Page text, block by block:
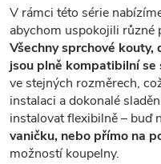
V rámci této série
abychom uspokojili různé
Všechny sprchové kouty,
jsou plně kompatibilní se
ve stejných rozměrech,
instalaci a dokonalé
instalovat flexibilně – buď
vaničku, nebo přímo na
možností koupelny.